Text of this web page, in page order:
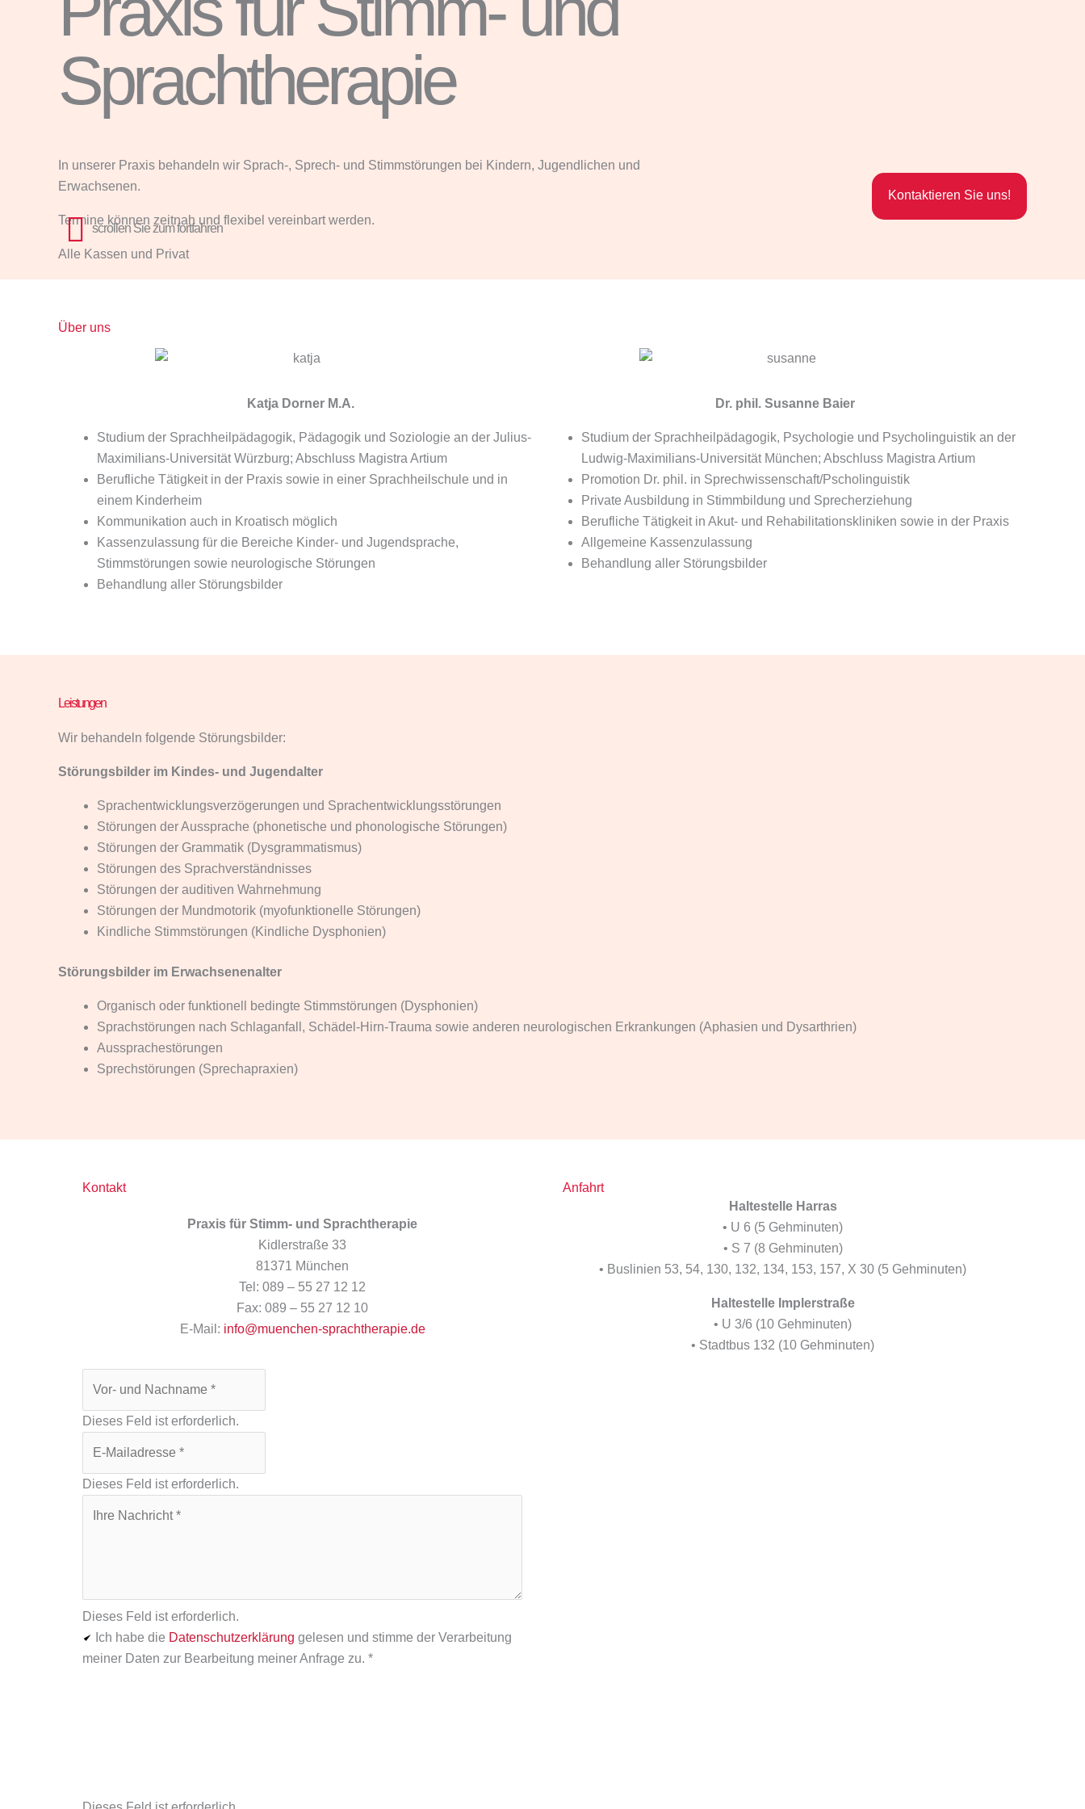
Sprachtherapie
In unserer Praxis behandeln wir Sprach-, Sprech- und Stimmstörungen bei Kindern, Jugendlichen und
Erwachsenen.
Termine können zeitnah und flexibel vereinbart werden.
Alle Kassen und Privat
scrollen Sie zum fortfahren
Kontaktieren Sie uns!
Über uns
Katja Dorner M.A.
Studium der Sprachheilpädagogik, Pädagogik und Soziologie an der Julius-
Maximilians-Universität Würzburg; Abschluss Magistra Artium
Berufliche Tätigkeit in der Praxis sowie in einer Sprachheilschule und in
einem Kinderheim
Kommunikation auch in Kroatisch möglich
Kassenzulassung für die Bereiche Kinder- und Jugendsprache,
Stimmstörungen sowie neurologische Störungen
Behandlung aller Störungsbilder
Dr. phil. Susanne Baier
Studium der Sprachheilpädagogik, Psychologie und Psycholinguistik an der
Ludwig-Maximilians-Universität München; Abschluss Magistra Artium
Promotion Dr. phil. in Sprechwissenschaft/Pscholinguistik
Private Ausbildung in Stimmbildung und Sprecherziehung
Berufliche Tätigkeit in Akut- und Rehabilitationskliniken sowie in der Praxis
Allgemeine Kassenzulassung
Behandlung aller Störungsbilder
Leistungen
Wir behandeln folgende Störungsbilder:
Störungsbilder im Kindes- und Jugendalter
Sprachentwicklungsverzögerungen und Sprachentwicklungsstörungen
Störungen der Aussprache (phonetische und phonologische Störungen)
Störungen der Grammatik (Dysgrammatismus)
Störungen des Sprachverständnisses
Störungen der auditiven Wahrnehmung
Störungen der Mundmotorik (myofunktionelle Störungen)
Kindliche Stimmstörungen (Kindliche Dysphonien)
Störungsbilder im Erwachsenenalter
Organisch oder funktionell bedingte Stimmstörungen (Dysphonien)
Sprachstörungen nach Schlaganfall, Schädel-Hirn-Trauma sowie anderen neurologischen Erkrankungen (Aphasien und Dysarthrien)
Aussprachestörungen
Sprechstörungen (Sprechapraxien)
Kontakt
Praxis für Stimm- und Sprachtherapie
Kidlerstraße 33
81371 München
Tel: 089 – 55 27 12 12
Fax: 089 – 55 27 12 10
E-Mail: info@muenchen-sprachtherapie.de
Dieses Feld ist erforderlich.
Dieses Feld ist erforderlich.
Dieses Feld ist erforderlich.
Ich habe die Datenschutzerklärung gelesen und stimme der Verarbeitung
meiner Daten zur Bearbeitung meiner Anfrage zu. *
Anfahrt
Haltestelle Harras
• U 6 (5 Gehminuten)
• S 7 (8 Gehminuten)
• Buslinien 53, 54, 130, 132, 134, 153, 157, X 30 (5 Gehminuten)
Haltestelle Implerstraße
• U 3/6 (10 Gehminuten)
• Stadtbus 132 (10 Gehminuten)